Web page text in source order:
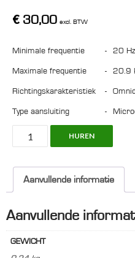
€ 30,00 excl. BTW
Minimale frequentie - 20 Hz
Maximale frequentie - 20.9
Richtingskarakteristiek -
Type aansluiting -
4066,
Microphone
aantal
HUREN
Aanvullende informatie
Aanvullende
GEWICHT